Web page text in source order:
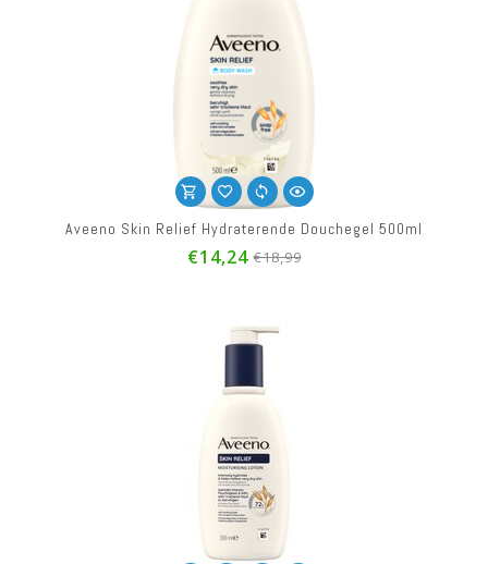
Aveeno Skin Relief Hydraterende Douchegel 500ml
€14,24 €18,99